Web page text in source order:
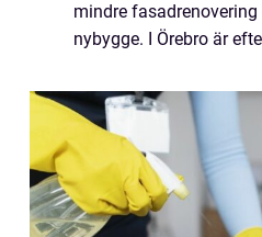
mindre fasadrenovering
nybygge. I Örebro är
och från företag som